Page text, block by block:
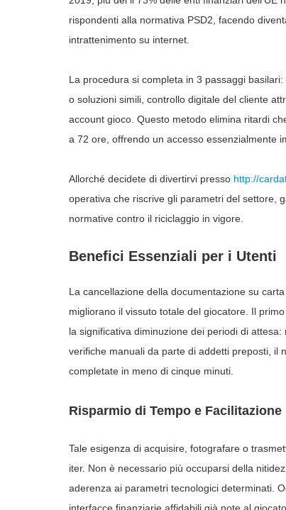
rispondenti alla normativa PSD2, facendo
intrattenimento su internet.
La procedura si completa in 3 passaggi
o soluzioni simili, controllo digitale del cliente
account gioco. Questo metodo elimina ritardi
a 72 ore, offrendo un accesso essenzialmente
Allorché decidete di divertirvi presso http://
operativa che riscrive gli parametri del settore,
normative contro il riciclaggio in vigore.
Benefici Essenziali per i Utenti
La cancellazione della documentazione su
migliorano il vissuto totale del giocatore. Il
la significativa diminuzione dei periodi di
verifiche manuali da parte di addetti preposti, il
completate in meno di cinque minuti.
Risparmio di Tempo e Facilitazione
Tale esigenza di acquisire, fotografare o
iter. Non è necessario più occuparsi della
aderenza ai parametri tecnologici determinati.